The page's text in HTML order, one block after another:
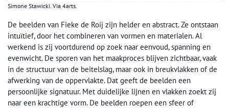
Simone Stawicki. Via 4arts.
De beelden van Fieke de Roij zijn helder en abstract. Ze ontstaan
intuïtief, door het combineren van vormen en materialen. Al
werkend is zij voortdurend op zoek naar eenvoud, spanning en
evenwicht. De sporen van het maakproces blijven zichtbaar, vaak
in de structuur van de beitelslag, maar ook in breukvlakken of de
afwerking van de oppervlakte. Dat geeft de beelden een
persoonlijke signatuur. Met duidelijke lijnen en vlakken zoekt zij
naar een krachtige vorm. De beelden roepen een sfeer of